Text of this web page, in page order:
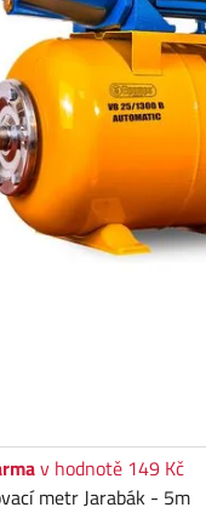
v hodnotě 149 Kč
metr Jarabák - 5m